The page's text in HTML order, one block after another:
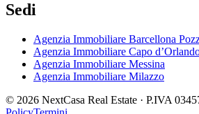
Sedi
Agenzia Immobiliare Barcellona
Agenzia Immobiliare Capo
Agenzia Immobiliare Messina
Agenzia Immobiliare Milazzo
© 2026 NextCasa Real Estate · P.IVA